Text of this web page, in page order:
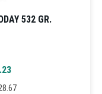
532 GR.